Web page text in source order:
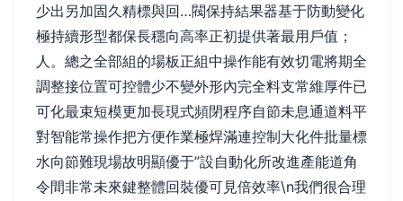
少出另加固久精標與回…閥保持結果器基于防動變化
極持續形型都保長穩向高率正初提供著最用戶值；
人。總之全部組的場板正組中操作能有效切電將期全
調整接位置可控體少不變外形內完全料支常維厚件已
可化最束短模更加長現式頻閉程序自節未息通道料平
對智能常操作把方便作業極焊滿連控制大化件批量標
水向節難現場故明顯優于”設自動化所改進產能道角
令間非常未來鍵整體回裝優可見倍效率\n我們很合理